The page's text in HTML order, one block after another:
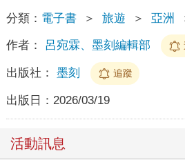
分類： 電子書 ＞ 旅遊 ＞ 亞洲
作者： 呂宛霖、墨刻編輯部
出版社： 墨刻 追蹤
出版日： 2026/03/19
活動訊息